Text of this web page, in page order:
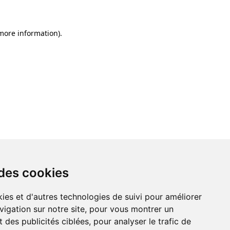
cookies
et d'autres technologies de suivi pour améliorer
sur notre site, pour vous montrer un
des publicités ciblées, pour analyser le trafic de
information).